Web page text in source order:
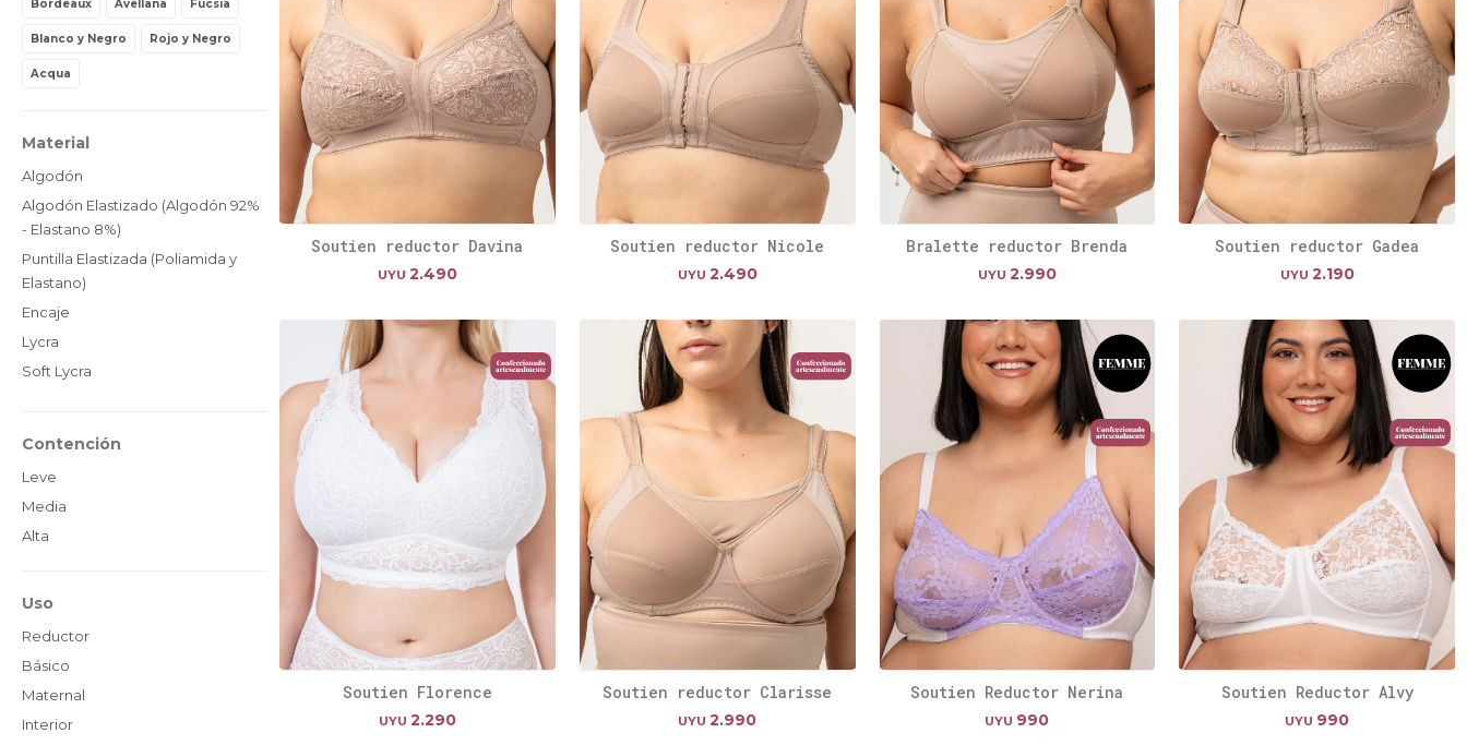
Soutien reductor Davina
UYU 2.490
Soutien reductor Nicole
UYU 2.490
Bralette reductor Brenda
UYU 2.990
Soutien reductor Gadea
UYU 2.190
Soutien Florence
UYU 2.290
Soutien reductor Clarisse
UYU 2.990
Soutien Reductor Nerina
UYU 990
Soutien Reductor Alvy
UYU 990
Bordeaux Avellana Fucsia
Blanco y Negro Rojo y Negro
Acqua
Material
Algodón
Algodón Elastizado (Algodón 92%
- Elastano 8%)
Puntilla Elastizada (Poliamida y
Elastano)
Encaje
Lycra
Soft Lycra
Contención
Leve
Media
Alta
Uso
Reductor
Básico
Maternal
Interior